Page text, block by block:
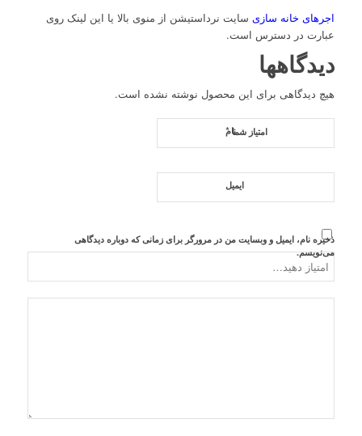
اجرهای خانه سازی سایت نرداستیشن از منوی بالا یا این لینک روی
عبارت در دسترس است.
دیدگاهها
هیچ دیدگاهی برای این محصول نوشته نشده است.
نام
ایمیل
ذخیره نام، ایمیل و وبسایت من در مرورگر برای زمانی که دوباره دیدگاهی
می‌نویسم.
امتیاز شما*